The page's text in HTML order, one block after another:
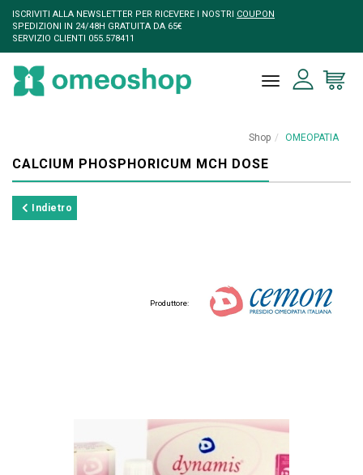
ISCRIVITI ALLA NEWSLETTER PER RICEVERE I NOSTRI COUPON
SPEDIZIONI IN 24/48H GRATUITA DA 65€
SERVIZIO CLIENTI 055.578411
toggle
Shop OMEOPATIA
CALCIUM PHOSPHORICUM MCH DOSE
Indietro
Produttore: